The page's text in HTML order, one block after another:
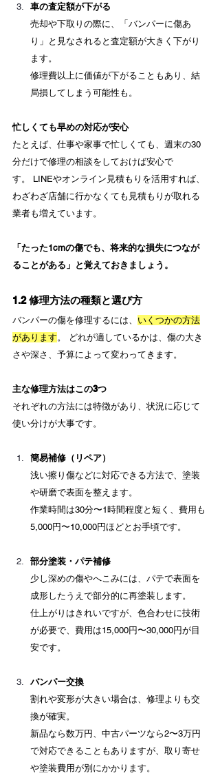
車の査定額が下がる
売却や下取りの際に、「バンパーに傷あ
り」と見なされると査定額が大きく下がり
ます。
修理費以上に価値が下がることもあり、結
局損してしまう可能性も。
忙しくても早めの対応が安心
たとえば、仕事や家事で忙しくても、週末の30
分だけで修理の相談をしておけば安心で
す。 LINEやオンライン見積もりを活用すれば、
わざわざ店舗に行かなくても見積もりが取れる
業者も増えています。
「たった1cmの傷でも、将来的な損失につなが
ることがある」と覚えておきましょう。
1.2 修理方法の種類と選び方
バンパーの傷を修理するには、 いくつかの方法
があります 。 どれが適しているかは、傷の大き
さや深さ、予算によって変わってきます。
主な修理方法はこの3つ
それぞれの方法には特徴があり、状況に応じて
使い分けが大事です。
簡易補修（リペア）
浅い擦り傷などに対応できる方法で、塗装
や研磨で表面を整えます。
作業時間は30分〜1時間程度と短く、費用も
5,000円〜10,000円ほどとお手頃です。
部分塗装・パテ補修
少し深めの傷やへこみには、パテで表面を
成形したうえで部分的に再塗装します。
仕上がりはきれいですが、色合わせに技術
が必要で、費用は15,000円〜30,000円が目
安です。
バンパー交換
割れや変形が大きい場合は、修理よりも交
換が確実。
新品なら数万円、中古パーツなら2〜3万円
で対応できることもありますが、取り寄せ
や塗装費用が別にかかります。